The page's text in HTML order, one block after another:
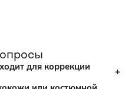
для коррекции